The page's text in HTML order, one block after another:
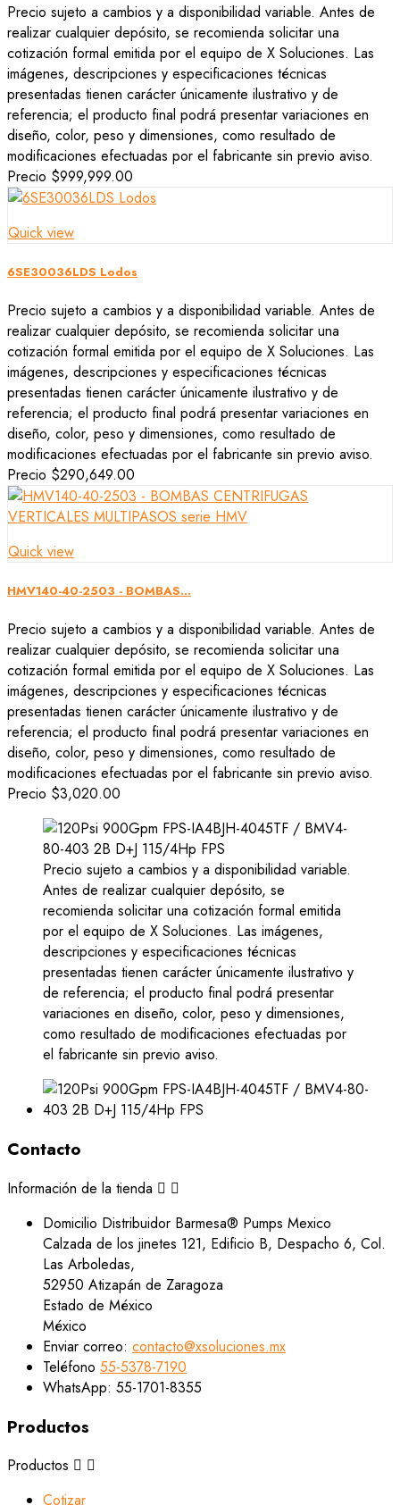
Precio sujeto a cambios y a disponibilidad variable. Antes de
realizar cualquier depósito, se recomienda solicitar una
cotización formal emitida por el equipo de X Soluciones. Las
imágenes, descripciones y especificaciones técnicas
presentadas tienen carácter únicamente ilustrativo y de
referencia; el producto final podrá presentar variaciones en
diseño, color, peso y dimensiones, como resultado de
modificaciones efectuadas por el fabricante sin previo aviso.
Precio $999,999.00
Quick view
6SE30036LDS Lodos
Precio sujeto a cambios y a disponibilidad variable. Antes de
realizar cualquier depósito, se recomienda solicitar una
cotización formal emitida por el equipo de X Soluciones. Las
imágenes, descripciones y especificaciones técnicas
presentadas tienen carácter únicamente ilustrativo y de
referencia; el producto final podrá presentar variaciones en
diseño, color, peso y dimensiones, como resultado de
modificaciones efectuadas por el fabricante sin previo aviso.
Precio $290,649.00
Quick view
HMV140-40-2503 - BOMBAS...
Precio sujeto a cambios y a disponibilidad variable. Antes de
realizar cualquier depósito, se recomienda solicitar una
cotización formal emitida por el equipo de X Soluciones. Las
imágenes, descripciones y especificaciones técnicas
presentadas tienen carácter únicamente ilustrativo y de
referencia; el producto final podrá presentar variaciones en
diseño, color, peso y dimensiones, como resultado de
modificaciones efectuadas por el fabricante sin previo aviso.
Precio $3,020.00
Precio sujeto a cambios y a disponibilidad variable.
Antes de realizar cualquier depósito, se
recomienda solicitar una cotización formal emitida
por el equipo de X Soluciones. Las imágenes,
descripciones y especificaciones técnicas
presentadas tienen carácter únicamente ilustrativo y
de referencia; el producto final podrá presentar
variaciones en diseño, color, peso y dimensiones,
como resultado de modificaciones efectuadas por
el fabricante sin previo aviso.
Contacto
Información de la tienda  
Domicilio Distribuidor Barmesa® Pumps Mexico
Calzada de los jinetes 121, Edificio B, Despacho 6, Col.
Las Arboledas,
52950 Atizapán de Zaragoza
Estado de México
México
Enviar correo: contacto@xsoluciones.mx
Teléfono 55-5378-7190
WhatsApp: 55-1701-8355
Productos
Productos  
Cotizar